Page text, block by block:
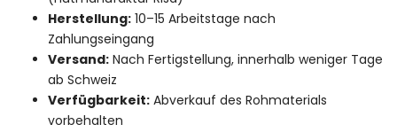
Herstellung: 10–15 Arbeitstage nach
Zahlungseingang
Versand: Nach Fertigstellung, innerhalb weniger Tage
ab Schweiz
Verfügbarkeit: Abverkauf des Rohmaterials
vorbehalten